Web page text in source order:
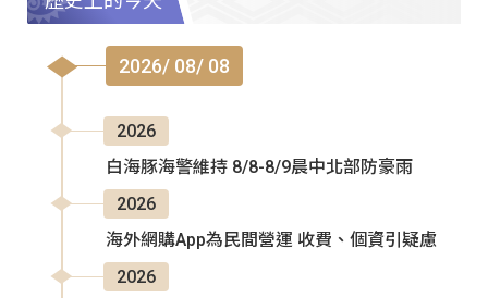
2026/ 08/ 08
2026
白海豚海警維持 8/8-8/9晨中北部防豪雨
2026
海外網購App為民間營運 收費、個資引疑慮
2026